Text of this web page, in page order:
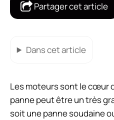
Partager cet article
Dans cet article
Les moteurs sont le cœur
panne peut être un très
soit une panne soudaine